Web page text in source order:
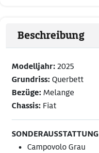
Beschreibung
Modelljahr: 2025
Grundriss: Querbett
Bezüge: Melange
Chassis: Fiat
SONDERAUSSTATTUNG
Campovolo Grau